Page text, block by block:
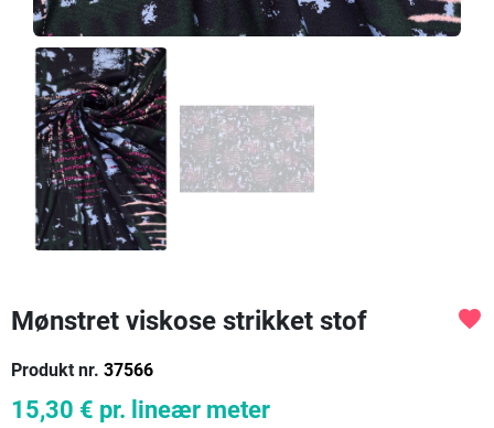
Mønstret viskose strikket stof
Produkt nr. 37566
favorite
15,30 € pr. lineær meter